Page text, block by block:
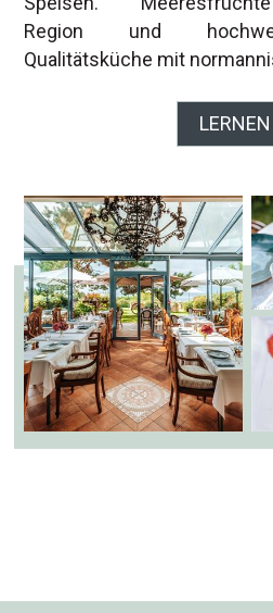
Region und
Qualitätsküche mit